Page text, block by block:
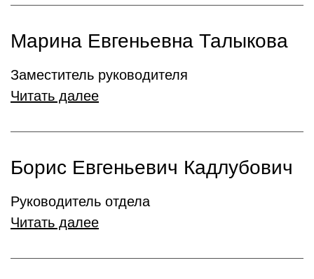
Марина Евгеньевна Талыкова
Заместитель руководителя
Читать далее
Борис Евгеньевич Кадлубович
Руководитель отдела
Читать далее